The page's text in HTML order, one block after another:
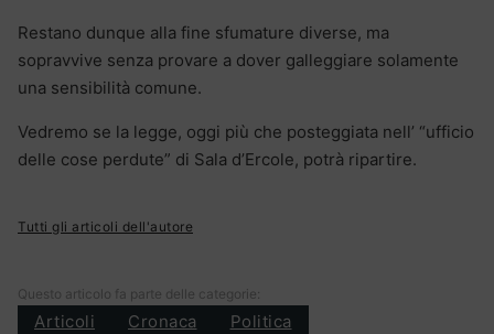
Restano dunque alla fine sfumature diverse, ma
sopravvive senza provare a dover galleggiare solamente
una sensibilità comune.
Vedremo se la legge, oggi più che posteggiata nell’ “ufficio
delle cose perdute” di Sala d’Ercole, potrà ripartire.
Tutti gli articoli dell'autore
Questo articolo fa parte delle categorie:
Articoli Cronaca Politica